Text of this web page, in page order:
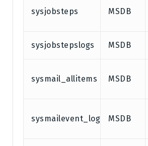
sysjobsteps MSDB
sysjobstepslogs MSDB
sysmail_allitems MSDB
sysmailevent_log MSDB